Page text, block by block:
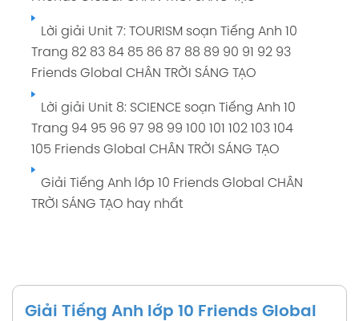
Lời giải Unit 7: TOURISM soạn Tiếng Anh 10
Trang 82 83 84 85 86 87 88 89 90 91 92 93
Friends Global CHÂN TRỜI SÁNG TẠO
Lời giải Unit 8: SCIENCE soạn Tiếng Anh 10
Trang 94 95 96 97 98 99 100 101 102 103 104
105 Friends Global CHÂN TRỜI SÁNG TẠO
Giải Tiếng Anh lớp 10 Friends Global CHÂN
TRỜI SÁNG TẠO hay nhất
Giải Tiếng Anh lớp 10 Friends Global